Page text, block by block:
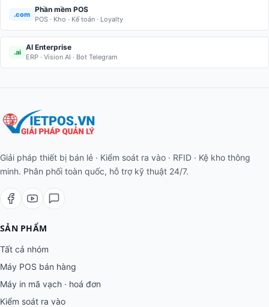
.com
Phần mềm POS
POS · Kho · Kế toán · Loyalty
.ai
AI Enterprise
ERP · Vision AI · Bot Telegram
Giải pháp thiết bị bán lẻ · Kiểm soát ra vào · RFID · Kệ kho thông
minh. Phân phối toàn quốc, hỗ trợ kỹ thuật 24/7.
SẢN PHẨM
Tất cả nhóm
Máy POS bán hàng
Máy in mã vạch · hoá đơn
Kiểm soát ra vào